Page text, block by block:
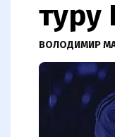
туру
ВОЛОДИМИР